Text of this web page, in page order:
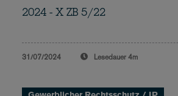
2024 - X ZB 5/22
31/07/2024 Lesedauer 4m